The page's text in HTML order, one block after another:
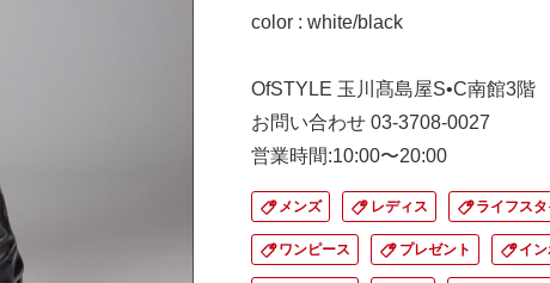
color : white/black
OfSTYLE 玉川髙島屋S•C南館3階
お問い合わせ 03-3708-0027
営業時間:10:00〜20:00
メンズ レディス ライフス
ワンピース プレゼント イ